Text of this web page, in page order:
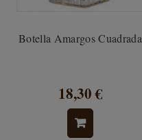
Botella Amargos Cuadrada
18,30 €